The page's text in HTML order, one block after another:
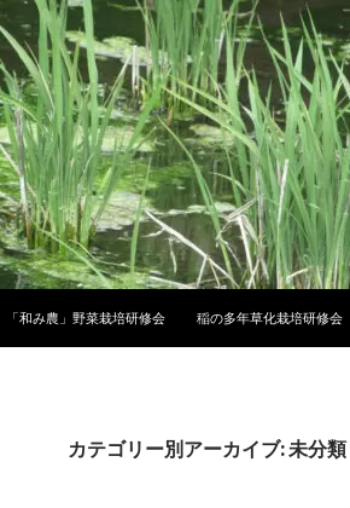
「和み農」野菜栽培研修会 稲の多年草化栽培研修会
カテゴリー別アーカイブ: 未分類